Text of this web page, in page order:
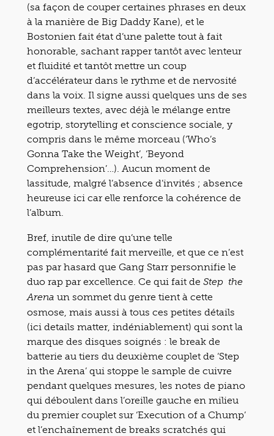
(sa façon de couper certaines phrases en deux
à la manière de Big Daddy Kane), et le
Bostonien fait état d’une palette tout à fait
honorable, sachant rapper tantôt avec lenteur
et fluidité et tantôt mettre un coup
d’accélérateur dans le rythme et de nervosité
dans la voix. Il signe aussi quelques uns de ses
meilleurs textes, avec déjà le mélange entre
egotrip, storytelling et conscience sociale, y
compris dans le même morceau (‘Who’s
Gonna Take the Weight’, ‘Beyond
Comprehension’…). Aucun moment de
lassitude, malgré l’absence d’invités ; absence
heureuse ici car elle renforce la cohérence de
l’album.
Bref, inutile de dire qu’une telle
complémentarité fait merveille, et que ce n’est
pas par hasard que Gang Starr personnifie le
duo rap par excellence. Ce qui fait de Step the
Arena un sommet du genre tient à cette
osmose, mais aussi à tous ces petites détails
(ici details matter, indéniablement) qui sont la
marque des disques soignés : le break de
batterie au tiers du deuxième couplet de ‘Step
in the Arena’ qui stoppe le sample de cuivre
pendant quelques mesures, les notes de piano
qui déboulent dans l’oreille gauche en milieu
du premier couplet sur ‘Execution of a Chump’
et l’enchaînement de breaks scratchés qui